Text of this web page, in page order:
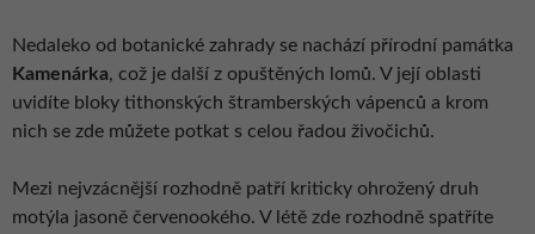
Nedaleko od botanické zahrady se nachází přírodní památka
Kamenárka, což je další z opuštěných lomů. V její oblasti
uvidíte bloky tithonských štramberských vápenců a krom
nich se zde můžete potkat s celou řadou živočichů.
Mezi nejvzácnější rozhodně patří kriticky ohrožený druh
motýla jasoně červenookého. V létě zde rozhodně spatříte